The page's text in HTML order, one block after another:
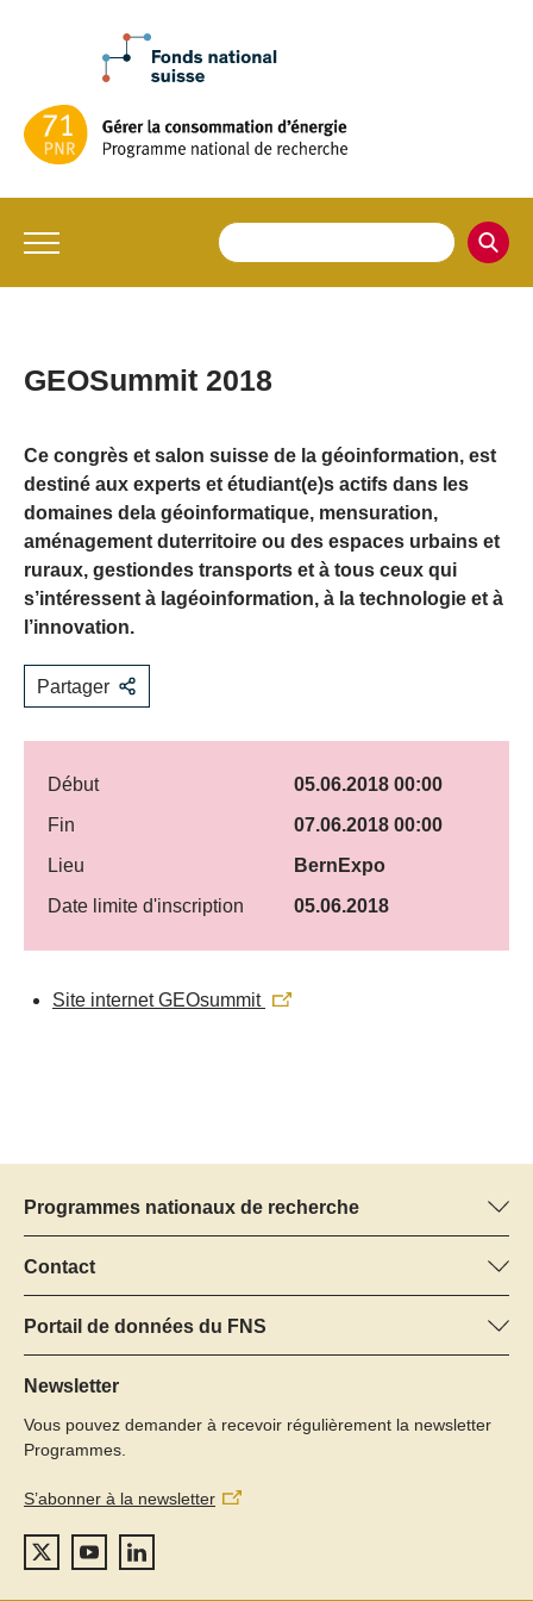
GEOSummit 2018
Ce congrès et salon suisse de la géoinformation, est
destiné aux experts et étudiant(e)s actifs dans les
domaines dela géoinformatique, mensuration,
aménagement duterritoire ou des espaces urbains et
ruraux, gestiondes transports et à tous ceux qui
s’intéressent à lagéoinformation, à la technologie et à
l’innovation.
Partager
Début
05.06.2018 00:00
Fin
07.06.2018 00:00
Lieu
BernExpo
Date limite d'inscription
05.06.2018
Site internet GEOsummit
Programmes nationaux de recherche
Vous trouverez ici des informations sur tous les Programmes
nationaux de recherche (PNR) :
Tous les PNR
Contact
Manager du programme
Dr Pascal Walther, FNS
Tél.: +
22
Portail de données du FNS
Vous trouverez ici des informations complètes sur les projets de
recherche et les subsides approuvés par le FNS.
Recherche de projets
Newsletter
Vous pouvez demander à recevoir régulièrement la newsletter
Programmes.
S’abonner à la newsletter